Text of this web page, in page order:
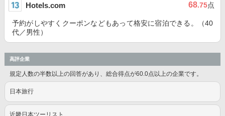
Hotels.com 68.75点
予約がしやすくクーポンなどもあって格安に宿泊できる。（40
代／男性）
高評企業
規定人数の半数以上の回答があり、総合得点が60.0点以上の企業です。
日本旅行
近畿日本ツーリスト